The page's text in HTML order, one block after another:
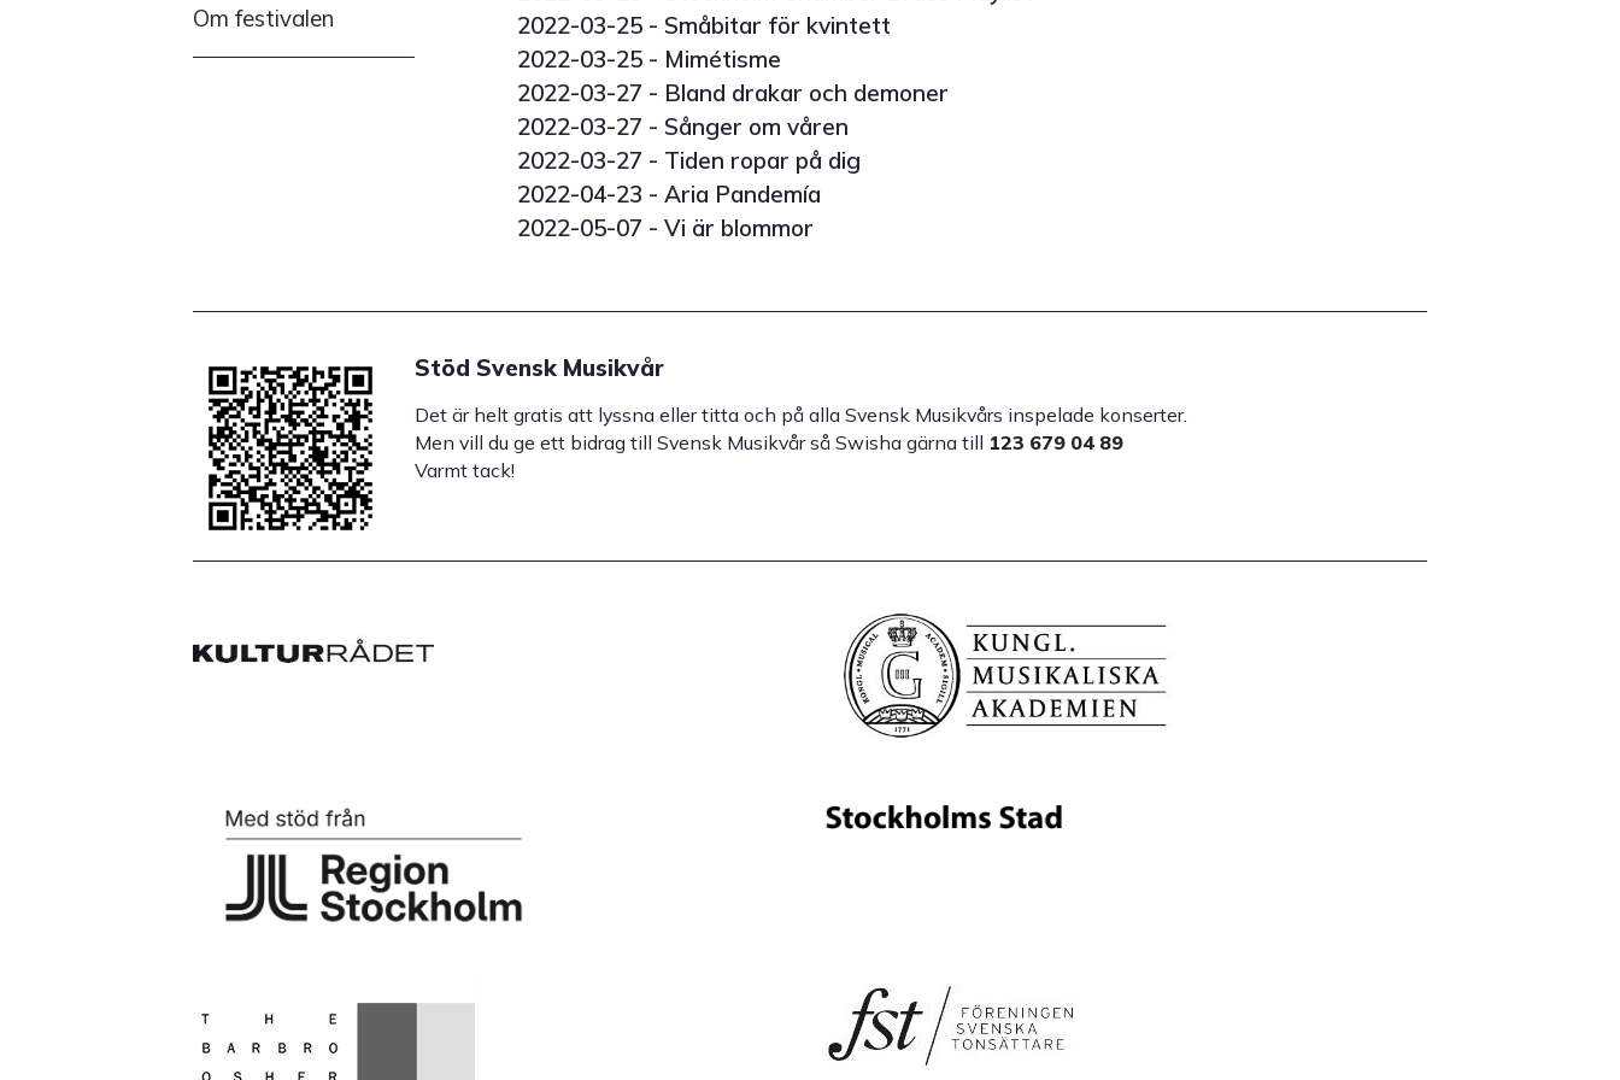
2022-03-25 - Småbitar för kvintett
2022-03-25 - Mimétisme
2022-03-27 - Bland drakar och demoner
2022-03-27 - Sånger om våren
2022-03-27 - Tiden ropar på dig
2022-04-23 - Aria Pandemía
2022-05-07 - Vi är blommor
Om festivalen
Stöd Svensk Musikvår
Det är helt gratis att lyssna eller titta och på alla Svensk Musikvårs inspelade konserter.
Men vill du ge ett bidrag till Svensk Musikvår så Swisha gärna till 123 679 04 89
Varmt tack!